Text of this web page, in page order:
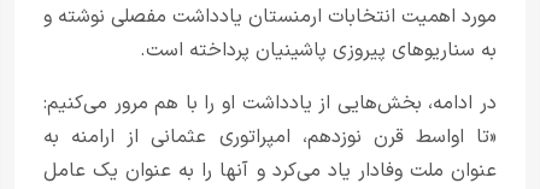
مورد اهمیت انتخابات ارمنستان یادداشت مفصلی نوشته و
به سناریوهای پیروزی پاشینیان پرداخته است.
در ادامه، بخش‌هایی از یادداشت او را با هم مرور می‌کنیم:
«تا اواسط قرن نوزدهم، امپراتوری عثمانی از ارامنه به
عنوان ملت وفادار یاد می‌کرد و آنها را به عنوان یک عامل